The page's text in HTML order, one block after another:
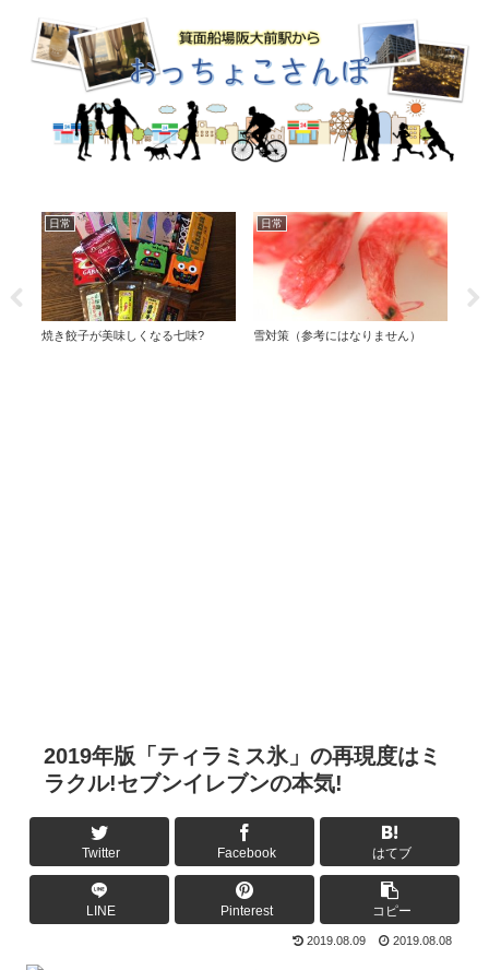
日常
焼き餃子が美味しくなる七味?
日常
雪対策（参考にはなりません）
2019年版「ティラミス氷」の再現度はミ
ラクル!セブンイレブンの本気!
Twitter Facebook はてブ
LINE Pinterest コピー
2019.08.09 2019.08.08